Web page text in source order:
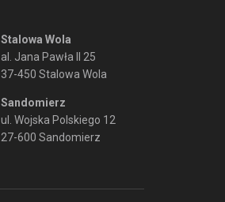
Stalowa Wola
al. Jana Pawła II 25
37-450 Stalowa Wola
Sandomierz
ul. Wojska Polskiego 12
27-600 Sandomierz